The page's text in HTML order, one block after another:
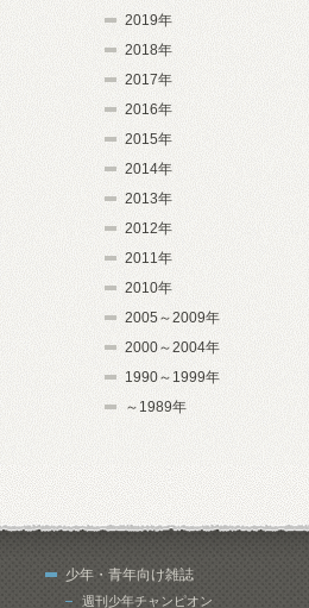
2019年
2018年
2017年
2016年
2015年
2014年
2013年
2012年
2011年
2010年
2005～2009年
2000～2004年
1990～1999年
～1989年
少年・青年向け雑誌
週刊少年チャンピオン